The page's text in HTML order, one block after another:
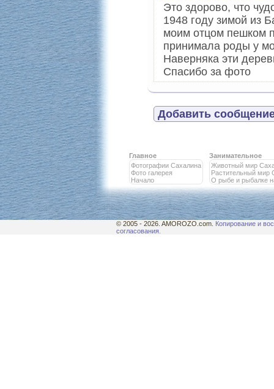
Это здорово, что
1948 году зимой из
моим отцом пешком
принимала роды у
Наверняка эти
Спасибо за фото
Добавить
Главное
Фотографии Сахалина
Фото галерея
Начало
Занимательное
Животный мир
Растительный мир
О рыбе и рыбалке
© 2005 - 2026. AMOROZO.com. Копирование и
согласования.